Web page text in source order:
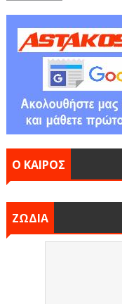
Ο ΚΑΙΡΟΣ
ΖΩΔΙΑ